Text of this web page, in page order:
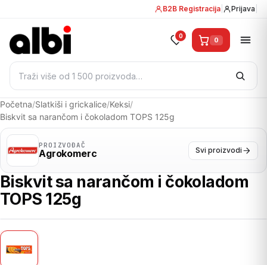
B2B Registracija Prijava
Pretraži:
0 0
Početna/Slatkiši i grickalice/Keksi/
Biskvit sa narančom i čokoladom TOPS 125g
PROIZVOĐAČ
Agrokomerc Svi proizvodi
Biskvit sa narančom i čokoladom
TOPS 125g